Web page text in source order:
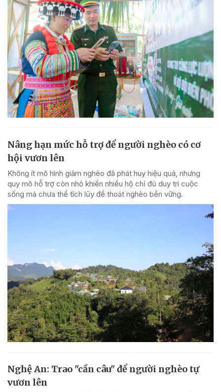
Nâng hạn mức hỗ trợ để người nghèo có cơ
hội vươn lên
Không ít mô hình giảm nghèo đã phát huy hiệu quả, nhưng
quy mô hỗ trợ còn nhỏ khiến nhiều hộ chỉ đủ duy trì cuộc
sống mà chưa thể tích lũy để thoát nghèo bền vững.
Nghệ An: Trao "cần câu" để người nghèo tự
vươn lên